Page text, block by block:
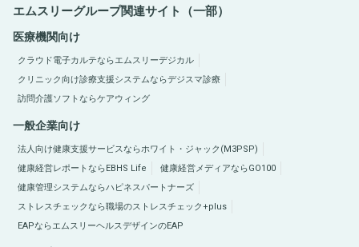
エムスリーグループ関連サイト（一部）
医療機関向け
クラウド電子カルテならエムスリーデジカル
クリニック向け診療支援システムならデジスマ診療
訪問介護ソフトならケアウィング
一般企業向け
法人向け健康支援サービスならホワイト・ジャック(M3PSP)
健康経営レポートならEBHS Life
健康経営メディアならGO100
健康管理システムならハピネスパートナーズ
ストレスチェックなら職場のストレスチェック+plus
EAPならエムスリーヘルスデザインのEAP